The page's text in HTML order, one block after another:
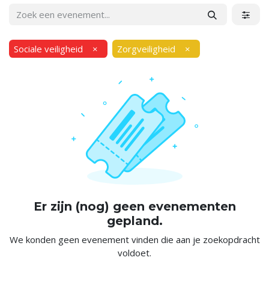
Sociale veiligheid × Zorgveiligheid ×
Er zijn (nog) geen evenementen
gepland.
We konden geen evenement vinden die aan je zoekopdracht
voldoet.